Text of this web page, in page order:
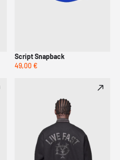
Script Snapback
49,00 €